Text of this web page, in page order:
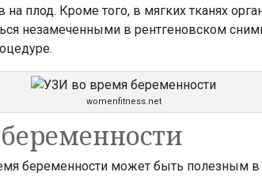
плод. Кроме того, в мягких тканях
незамеченными в рентгеновском
womenfitness.net
беременности может быть полезным в